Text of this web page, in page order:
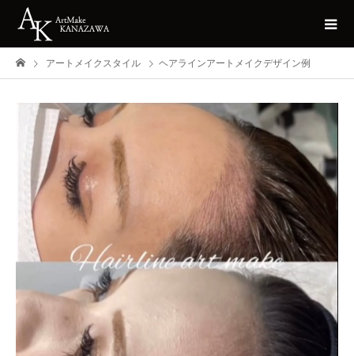
アートメイクスタイル ヘアラインアートメイクデザイン例